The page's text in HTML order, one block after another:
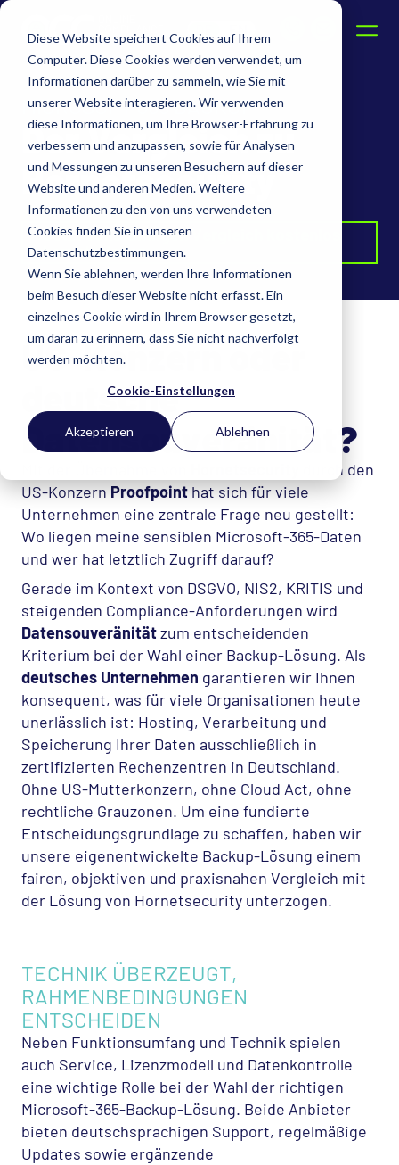
Diese Website speichert Cookies auf Ihrem
Computer. Diese Cookies werden verwendet, um
Informationen darüber zu sammeln, wie Sie mit
unserer Website interagieren. Wir verwenden
diese Informationen, um Ihre Browser-Erfahrung zu
verbessern und anzupassen, sowie für Analysen
und Messungen zu unseren Besuchern auf dieser
Website und anderen Medien. Weitere
Informationen zu den von uns verwendeten
Cookies finden Sie in unseren
Datenschutzbestimmungen.
Wenn Sie ablehnen, werden Ihre Informationen
beim Besuch dieser Website nicht erfasst. Ein
einzelnes Cookie wird in Ihrem Browser gesetzt,
um daran zu erinnern, dass Sie nicht nachverfolgt
werden möchten.
Cookie-Einstellungen
Akzeptieren Ablehnen
MICROSOFT 365 BACKUP
Der Vergleich zu
Hornetsecurity
Jetzt vollständigen Vergleich kostenlos
herunterladen
US-Konzern oder
deutsche
Datensouveränität?
durch den
US-KonzernProofpointhat sich für viele
Unternehmen eine zentrale Frage neu gestellt:
Wo liegen meine sensiblen Microsoft-365-Daten
und wer hat letztlich Zugriff darauf?
Gerade im Kontext von DSGVO, NIS2, KRITIS und
steigenden Compliance-Anforderungen wird
Datensouveränitätzum entscheidenden
Kriterium bei der Wahl einer Backup-Lösung. Als
deutsches Unternehmen garantieren wir Ihnen
konsequent, was für viele Organisationen heute
unerlässlich ist: Hosting, Verarbeitung und
Speicherung Ihrer Daten ausschließlich in
zertifizierten Rechenzentren in Deutschland.
Ohne US-Mutterkonzern, ohne Cloud Act, ohne
rechtliche Grauzonen. Um eine fundierte
Entscheidungsgrundlage zu schaffen, haben wir
unsere eigenentwickelte Backup-Lösung einem
fairen, objektiven und praxisnahen Vergleich mit
der Lösung von Hornetsecurity unterzogen.
TECHNIK ÜBERZEUGT,
RAHMENBEDINGUNGEN
ENTSCHEIDEN
Neben Funktionsumfang und Technik spielen
auch Service, Lizenzmodell und Datenkontrolle
eine wichtige Rolle bei der Wahl der richtigen
Microsoft-365-Backup-Lösung. Beide Anbieter
bieten deutschsprachigen Support, regelmäßige
Updates sowie ergänzende